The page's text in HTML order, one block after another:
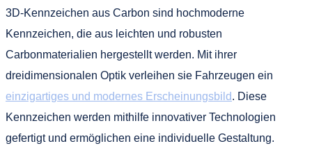
3D-Kennzeichen aus Carbon sind hochmoderne
Kennzeichen, die aus leichten und robusten
Carbonmaterialien hergestellt werden. Mit ihrer
dreidimensionalen Optik verleihen sie Fahrzeugen ein
einzigartiges und modernes Erscheinungsbild. Diese
Kennzeichen werden mithilfe innovativer Technologien
gefertigt und ermöglichen eine individuelle Gestaltung.